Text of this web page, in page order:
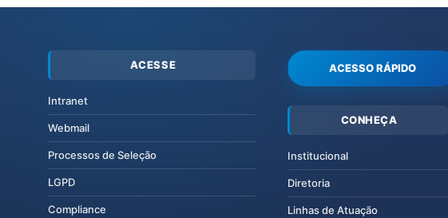
ACESSE
Intranet
Webmail
Processos de Seleção
LGPD
Compliance
ACESSO RÁPIDO
CONHEÇA
Institucional
Diretoria
Linhas de Atuação